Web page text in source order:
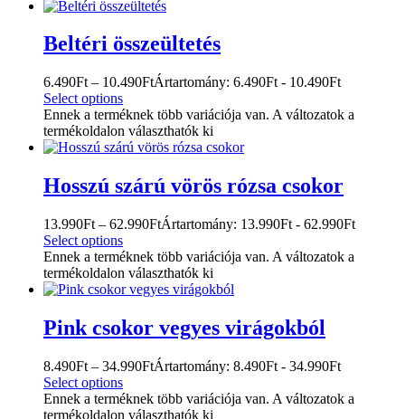
Beltéri összeültetés
6.490Ft – 10.490FtÁrtartomány: 6.490Ft - 10.490Ft
Select options
Ennek a terméknek több variációja van. A változatok a
termékoldalon választhatók ki
Hosszú szárú vörös rózsa csokor
13.990Ft – 62.990FtÁrtartomány: 13.990Ft - 62.990Ft
Select options
Ennek a terméknek több variációja van. A változatok a
termékoldalon választhatók ki
Pink csokor vegyes virágokból
8.490Ft – 34.990FtÁrtartomány: 8.490Ft - 34.990Ft
Select options
Ennek a terméknek több variációja van. A változatok a
termékoldalon választhatók ki